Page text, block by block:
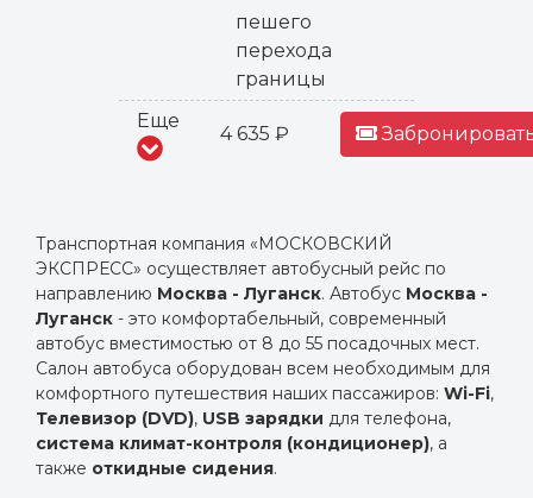
пешего
перехода
границы
Еще
4 635 ₽
Транспортная компания «МОСКОВСКИЙ
ЭКСПРЕСС» осуществляет автобусный рейс по
направлению Москва - Луганск. Автобус Москва -
Луганск - это комфортабельный, современный
автобус вместимостью от 8 до 55 посадочных мест.
Салон автобуса оборудован всем необходимым для
комфортного путешествия наших пассажиров: Wi-Fi,
Телевизор (DVD), USB зарядки для телефона,
система климат-контроля (кондиционер), а
также откидные сидения.